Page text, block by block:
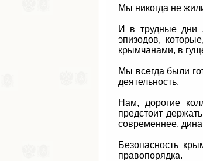
Мы никогда не
И в трудные дни
эпизодов,
крымчанами, в
Мы всегда были
деятельность.
Нам, дорогие
предстоит
современнее,
Безопасность
правопорядка.